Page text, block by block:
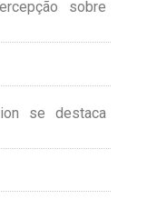
sobre
se destaca